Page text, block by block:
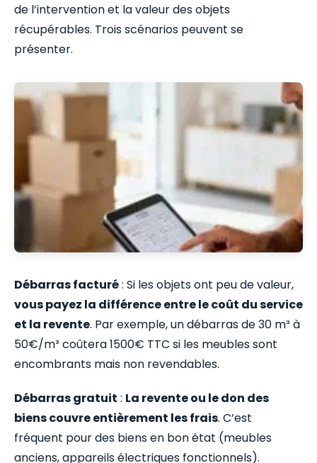
de l’intervention et la valeur des objets
récupérables. Trois scénarios peuvent se
présenter.
Débarras facturé: Si les objets ont peu de valeur,
vous payez la différence entre le coût du service
et la revente. Par exemple, un débarras de 30 m³ à
50€/m³ coûtera 1500€ TTC si les meubles sont
encombrants mais non revendables.
Débarras gratuit : La revente ou le don des
biens couvre entièrement les frais. C’est
fréquent pour des biens en bon état (meubles
anciens, appareils électriques fonctionnels).